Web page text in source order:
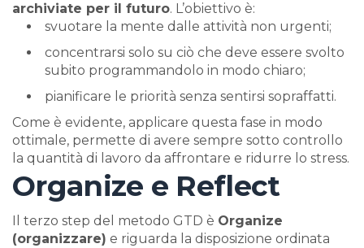
archiviate per il futuro. L’obiettivo è:
svuotare la mente dalle attività non urgenti;
concentrarsi solo su ciò che deve essere svolto
subito programmandolo in modo chiaro;
pianificare le priorità senza sentirsi sopraffatti.
Come è evidente, applicare questa fase in modo
ottimale, permette di avere sempre sotto controllo
la quantità di lavoro da affrontare e ridurre lo stress.
Organize e Reflect
Il terzo step del metodo GTD è Organize
(organizzare) e riguarda la disposizione ordinata